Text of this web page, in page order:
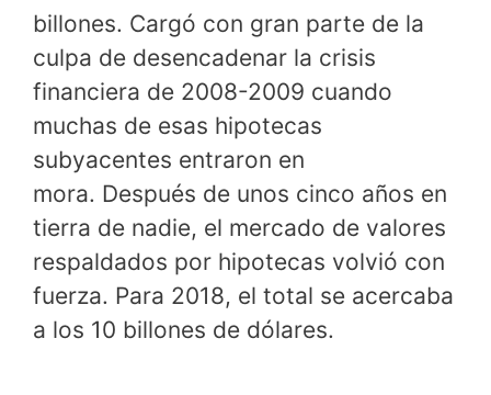
billones. Cargó con gran parte de la
culpa de desencadenar la crisis
financiera de 2008-2009 cuando
muchas de esas hipotecas
subyacentes entraron en
mora. Después de unos cinco años en
tierra de nadie, el mercado de valores
respaldados por hipotecas volvió con
fuerza. Para 2018, el total se acercaba
a los 10 billones de dólares.